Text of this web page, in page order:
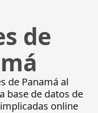
de
de Panamá al
base de datos de
online